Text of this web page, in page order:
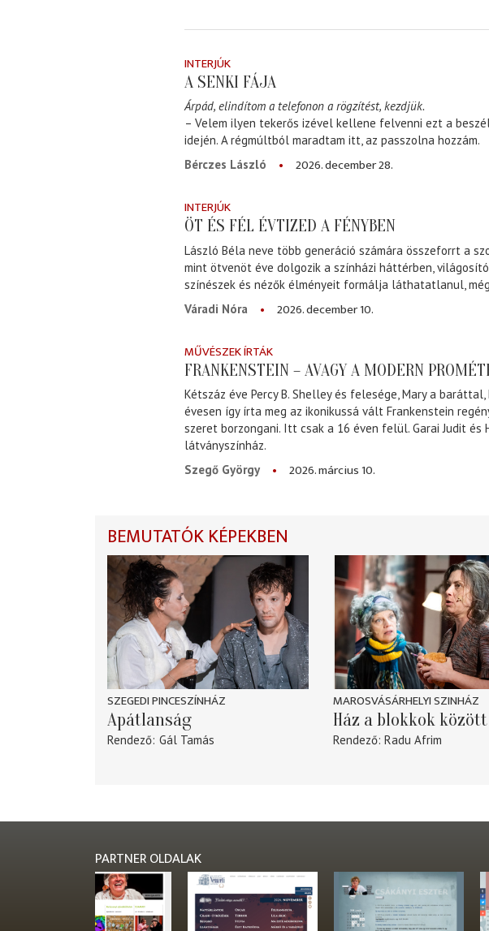
INTERJÚK
A SENKI FÁJA
Árpád, elindítom a telefonon a rögzítést, kezdjük.
– Velem ilyen tekerős izével kellene felvenni ezt a
idején. A régmúltból maradtam itt, az passzolna hozzám.
Bérczes László
2026. december 28.
INTERJÚK
ÖT ÉS FÉL ÉVTIZED A FÉNYBEN
László Béla neve több generáció számára összeforrt a
mint ötvenöt éve dolgozik a színházi háttérben,
színészek és nézők élményeit formálja láthatatlanul,
Váradi Nóra
2026. december 10.
MŰVÉSZEK ÍRTÁK
FRANKENSTEIN – AVAGY A MODERN
Kétszáz éve Percy B. Shelley és felesége, Mary a
évesen így írta meg az ikonikussá vált Frankenstein
szeret borzongani. Itt csak a 16 éven felül. Garai Judit
látványszínház.
Szegő György
2026. március 10.
BEMUTATÓK KÉPEKBEN
SZEGEDI PINCESZÍNHÁZ
Apátlanság
Rendező Gál Tamás
MAROSVÁSÁRHELYI SZINHÁZ
Ház a blokkok között
Rendező Radu Afrim
PARTNER OLDALAK